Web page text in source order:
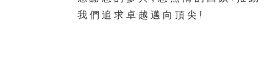
我 們 追 求 卓 越 邁 向 頂 尖 !